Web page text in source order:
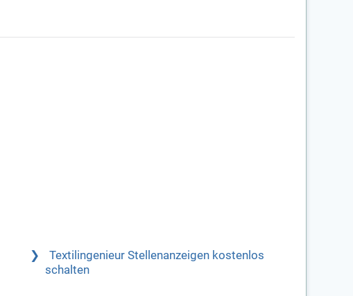
Textilingenieur Stellenanzeigen kostenlos
schalten